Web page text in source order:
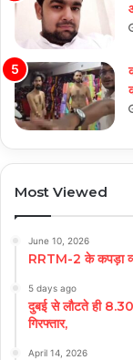
Most Viewed
June 10, 2026
RRTM-2 के कपड़ा
5 days ago
दुबई से लौटते ही
गिरफ्तार,
April 14, 2026